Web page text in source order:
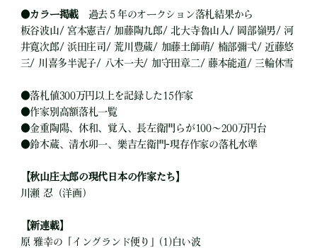
●カラー掲載 過去５年のオークション落札結果から
板谷波山/ 宮本憲吉/ 加藤陶九郎/ 北大寺魯山人/ 岡部嶺男/ 河
井寛次郎/ 浜田庄司/ 荒川豊蔵/ 加藤土師萌/ 楠部彌弌/ 近藤悠
三/ 川喜多半泥子/ 八木一夫/ 加守田章二/ 藤本能道/ 三輪休雪
●落札値300万円以上を記録した15作家
●作家別高額落札一覧
●金重陶陽、休和、覚入、長左衛門らが100～200万円台
●鈴木蔵、清水卯一、樂吉左衛門-現存作家の落札水準
【秋山庄太郎の現代日本の作家たち】
川瀬 忍（洋画）
【新連載】
原 雅幸の「イングランド便り」(1)白い波